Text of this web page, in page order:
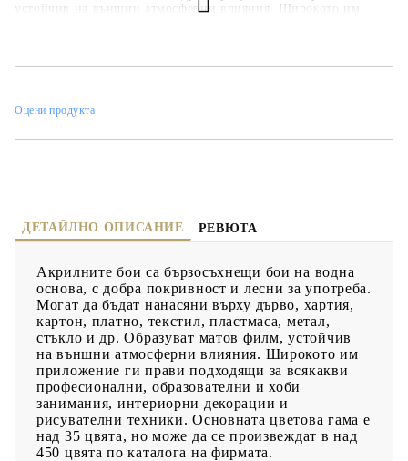
устойчив на външни атмосферни влияния. Широкото им
цветова гама е над 35 цвята, но може да се произвеждат в над
Оцени продукта
ДЕТАЙЛНО ОПИСАНИЕ РЕВЮТА
Акрилните бои са бързосъхнещи бои на водна
основа, с добра покривност и лесни за употреба.
Могат да бъдат нанасяни върху дърво, хартия,
картон, платно, текстил, пластмаса, метал,
стъкло и др. Образуват матов филм, устойчив
на външни атмосферни влияния. Широкото им
приложение ги прави подходящи за всякакви
професионални, образователни и хоби
занимания, интериорни декорации и
рисувателни техники. Основната цветова гама е
над 35 цвята, но може да се произвеждат в над
450 цвята по каталога на фирмата.